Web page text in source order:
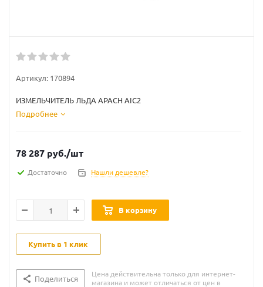
Артикул: 170894
ИЗМЕЛЬЧИТЕЛЬ ЛЬДА APACH AIC2
Подробнее
78 287 руб./шт
Достаточно Нашли дешевле?
В корзину
Купить в 1 клик
Поделиться
Цена действительна только для интернет-
магазина и может отличаться от цен в